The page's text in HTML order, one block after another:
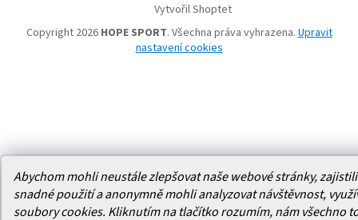
Abychom mohli neustále zlepšovat naše webové stránky,
snadné použití a anonymně mohli analyzovat návštěvnost,
soubory cookies. Kliknutím na tlačítko rozumím, nám všechno
Vytvořil Shoptet
Copyright 2026 HOPE SPORT. Všechna práva vyhrazena. Upravit
nastavení cookies